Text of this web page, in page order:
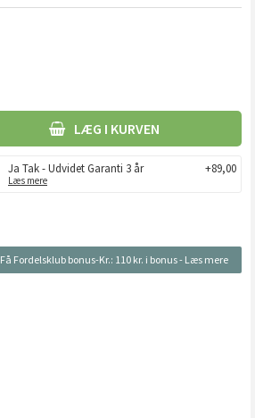
LÆG I KURVEN
Ja Tak - Udvidet Garanti 3 år
Læs mere
+89,00
Få Fordelsklub bonus-Kr.: 110 kr. i bonus- Læs mere